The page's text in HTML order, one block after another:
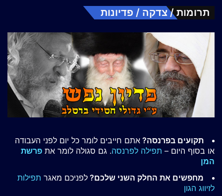
תרומות / צדקה / פדיונות
תקועים בפרנסה? אתם חייבים לומר כל יום לפני העבודה
או בסוף היום – תפילה לפרנסה. גם סגולה לומר את פרשת
המן
מחפשים את החלק השני שלכם? לפניכם מאגר תפילות
לזיווג הגון